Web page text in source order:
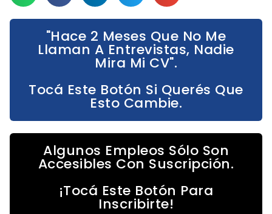
"Hace 2 Meses Que No Me
Llaman A Entrevistas, Nadie
Mira Mi CV".
Tocá Este Botón Si Querés Que
Esto Cambie.
Algunos Empleos Sólo Son
Accesibles Con Suscripción.
¡Tocá Este Botón Para
Inscribirte!